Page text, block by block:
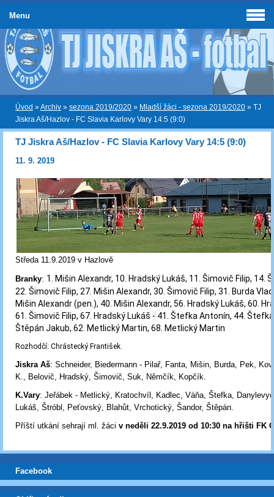
Úvod »Archiv » sezona 2019/2020 » Mladší žáci - sezona 2019/2020 » TJ
Jiskra Aš/Hazlov - FC Slavia Karlovy Vary 14:5 (9:0)
TJ Jiskra Aš/Hazlov - FC Slavia Karlovy Vary 14:5 (9:0)
11. 9. 2019
Středa 11.9.2019 v Hazlově
Branky: 1. Mišin Alexandr, 10. Hradský Lukáš, 11. Šimovič Filip, 14.
22. Šimovič Filip, 27. Mišin Alexandr, 30. Šimovič Filip, 31. Burda
Mišin Alexandr (pen.), 40. Mišin Alexandr, 56. Hradský Lukáš, 60.
61. Šimovič Filip, 67. Hradský Lukáš - 41. Štefka Antonín, 44.
Štěpán Jakub, 62. Metlický Martin, 68. Metlický Martin
Rozhodčí: Chrástecký František.
Jiskra Aš: Schneider, Biedermann - Pilař, Fanta, Mišin, Burda, Pek,
K., Belovič, Hradský, Šimovič, Suk, Němčík, Kopčík.
K.Vary: Jeřábek - Metlický, Kratochvíl, Kadlec, Váňa, Štefka,
Lukáš, Štróbl, Peťovský, Blahůt, Vrchotický, Šandor, Štěpán.
Příští utkání sehrají ml. žáci v neděli 22.9.2019 od 10:30 na hřišti FK
Menu
Facebook